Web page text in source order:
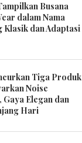
Busana
dalam Nama
Klasik dan Adaptasi
Tiga Produk
Noise
Elegan dan
Hari